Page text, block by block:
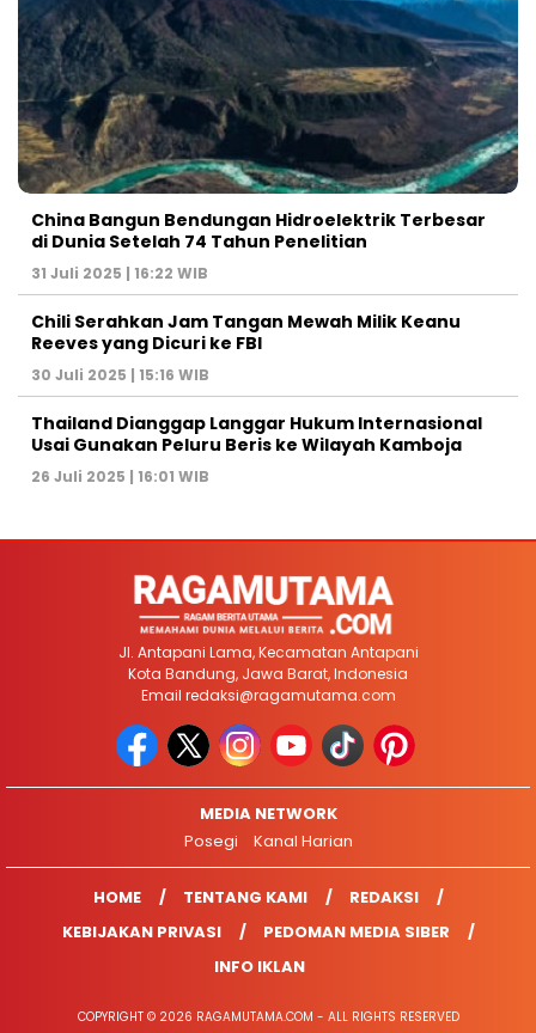
China Bangun Bendungan Hidroelektrik Terbesar
di Dunia Setelah 74 Tahun Penelitian
31 Juli 2025 | 16:22 WIB
Chili Serahkan Jam Tangan Mewah Milik Keanu
Reeves yang Dicuri ke FBI
30 Juli 2025 | 15:16 WIB
Thailand Dianggap Langgar Hukum Internasional
Usai Gunakan Peluru Beris ke Wilayah Kamboja
26 Juli 2025 | 16:01 WIB
Jl. Antapani Lama, Kecamatan Antapani
Kota Bandung, Jawa Barat, Indonesia
Email redaksi@ragamutama.com
MEDIA NETWORK
Posegi
Kanal Harian
HOME TENTANG KAMI
REDAKSI
KEBIJAKAN PRIVASI
PEDOMAN MEDIA SIBER
INFO IKLAN
COPYRIGHT © 2026 RAGAMUTAMA.COM - ALL RIGHTS RESERVED